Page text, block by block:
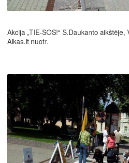
Akcija „TIE-SOS!“ S.Daukanto
Alkas.lt nuotr.